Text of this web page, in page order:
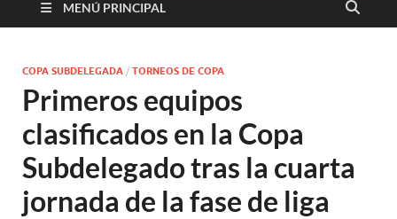
MENÚ PRINCIPAL
COPA SUBDELEGADA / TORNEOS DE COPA
Primeros equipos
clasificados en la Copa
Subdelegado tras la cuarta
jornada de la fase de liga